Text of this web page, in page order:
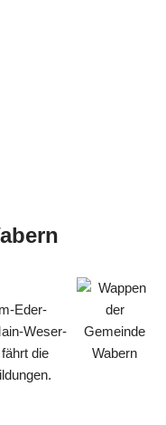
Eder-
Weser-
die